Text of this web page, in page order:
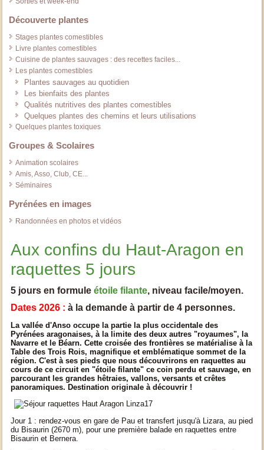
Découverte plantes
Stages plantes comestibles
Livre plantes comestibles
Cuisine de plantes sauvages : des recettes faciles...
Les plantes comestibles
Plantes sauvages au quotidien
Les bienfaits des plantes
Qualités nutritives des plantes comestibles
Quelques plantes des chemins et leurs utilisations
Quelques plantes toxiques
Groupes & Scolaires
Animation scolaires
Amis, Asso, Club, CE...
Séminaires
Pyrénées en images
Randonnées en photos et vidéos
Aux confins du Haut-Aragon en
raquettes 5 jours
5 jours en formuleétoile filante, niveau facile/moyen.
Dates 2026 : à la demande à partir de 4 personnes.
La vallée d'Anso occupe la partie la plus occidentale des
Pyrénées aragonaises, à la limite des deux autres "royaumes", la
Navarre et le Béarn. Cette croisée des frontières se matérialise à la
Table des Trois Rois, magnifique et emblématique sommet de la
région. C'est à ses pieds que nous découvrirons en raquettes au
cours de ce circuit en "étoile filante" ce coin perdu et sauvage, en
parcourant les grandes hêtraies, vallons, versants et crêtes
panoramiques. Destination originale à découvrir !
Jour 1 : rendez-vous en gare de Pau et transfert jusqu'à Lizara, au pied
du Bisaurin (2670 m), pour une première balade en raquettes entre
Bisaurin et Bernera.